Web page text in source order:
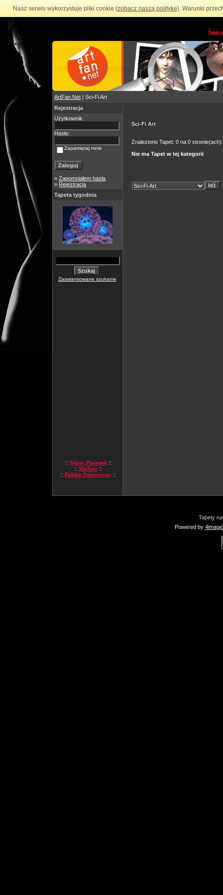
Nasz serwis wykorzystuje pliki cookie (zobacz naszą politykę). Warunki
ArtFan.Net | Sci-Fi Art
Rejestracja
Użytkownik:
Hasło:
Zapamiętaj mnie
»Zapomniałem hasła
» Rejestracja
Tapeta tygodnia
Zaawansowane szukanie
:: Teksty Piosenek ::
:: MaXior ::
:: Polskie Dziewczyny ::
Sci-Fi Art
Znaleziono Tapet: 0 na 0
Nie ma Tapet w tej kategorii
Tapety
Powered by